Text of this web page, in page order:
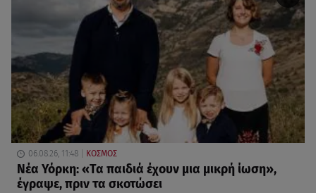
06.08.26, 11:48 ΚΟΣΜΟΣ
Νέα Υόρκη: «Τα παιδιά έχουν μια μικρή ίωση»,
έγραψε, πριν τα σκοτώσει